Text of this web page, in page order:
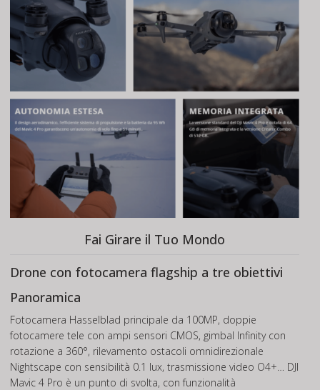
Fai Girare il Tuo Mondo
Drone con fotocamera flagship a tre obiettivi
Panoramica
Fotocamera Hasselblad principale da 100MP, doppie
fotocamere tele con ampi sensori CMOS, gimbal Infinity con
rotazione a 360°, rilevamento ostacoli omnidirezionale
Nightscape con sensibilità 0.1 lux, trasmissione video O4+… DJI
Mavic 4 Pro è un punto di svolta, con funzionalità